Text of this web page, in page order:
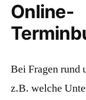
Online-
Bei Fragen rund
z.B. welche